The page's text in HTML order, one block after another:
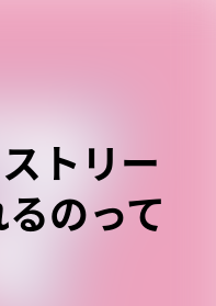
トリー
のって